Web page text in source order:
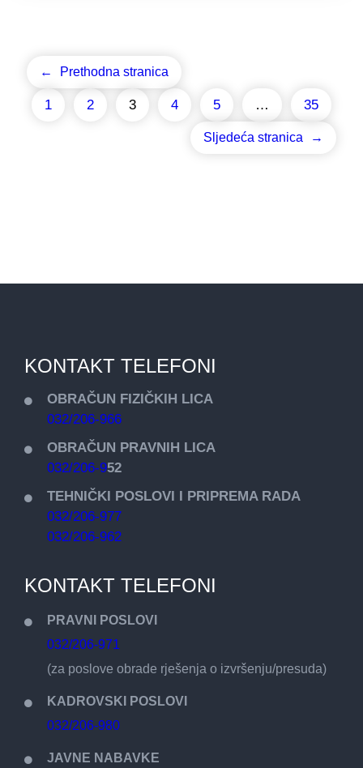
← Prethodna stranica
1 2 3 4 5 … 35
Sljedeća stranica →
KONTAKT TELEFONI
OBRAČUN FIZIČKIH LICA
032/206-966
OBRAČUN PRAVNIH LICA
032/206-952
TEHNIČKI POSLOVI I PRIPREMA RADA
032/206-977
032/206-962
KONTAKT TELEFONI
PRAVNI POSLOVI
032/206-971
(za poslove obrade rješenja o izvršenju/presuda)
KADROVSKI POSLOVI
032/206-980
JAVNE NABAVKE